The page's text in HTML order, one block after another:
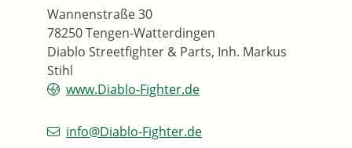
Diablo Streetfighter & Parts, Inh. Markus
Stihl
Wannenstraße 30
78250Tengen-Watterdingen
www.Diablo-Fighter.de
info@Diablo-Fighter.de